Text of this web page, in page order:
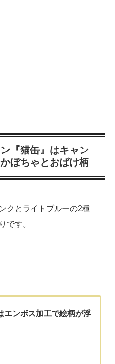
『猫缶』はキャン
ぼちゃとおばけ柄
クとライトブルーの2種
です。
ンボス加工で絵柄が浮